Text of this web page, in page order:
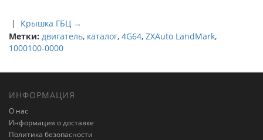
| Крышка ГБЦ →
Метки: двигатель, каталог, 4G64, ZXAuto LandMark,
1000100-0000
ИНФОРМАЦИЯ
О нас
Информация о доставке
Политика безопасности